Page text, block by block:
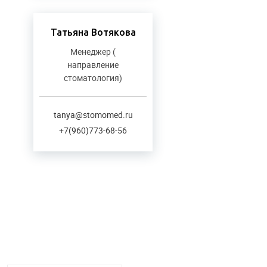
Татьяна Вотякова
Менеджер (
направление
стоматология)
tanya@stomomed.ru
+7(960)773-68-56